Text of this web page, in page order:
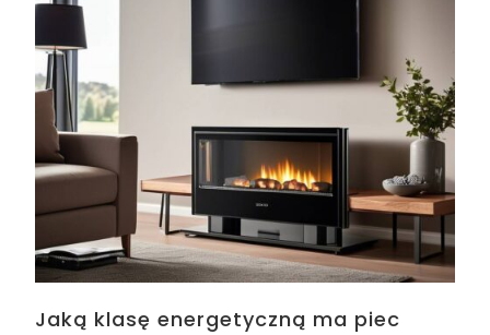
Jaką klasę energetyczną ma piec